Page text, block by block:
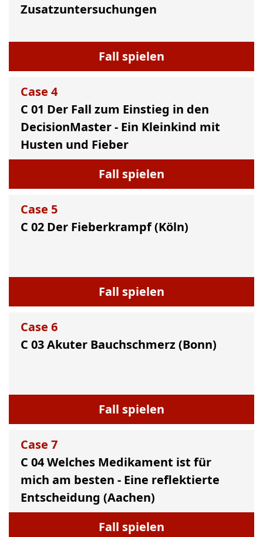
Zusatzuntersuchungen
Fall spielen
Case 4
C 01 Der Fall zum Einstieg in den
DecisionMaster - Ein Kleinkind mit
Husten und Fieber
Fall spielen
Case 5
C 02 Der Fieberkrampf (Köln)
Fall spielen
Case 6
C 03 Akuter Bauchschmerz (Bonn)
Fall spielen
Case 7
C 04 Welches Medikament ist für
mich am besten - Eine reflektierte
Entscheidung (Aachen)
Fall spielen